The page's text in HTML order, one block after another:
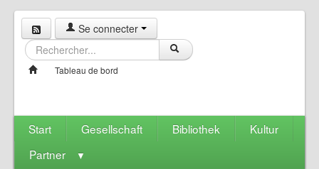
Se connecter
Tableau de bord
Start Gesellschaft Bibliothek
Kultur
Partner
▼